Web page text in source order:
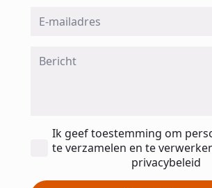
Toestemming
Ik geef toestemming om
te verzamelen en te
privacybeleid